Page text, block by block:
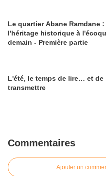
Le quartier Abane Ramdane :
l'héritage historique à
demain - Première partie
L'été, le temps de lire… et de
transmettre
Commentaires
Ajouter un